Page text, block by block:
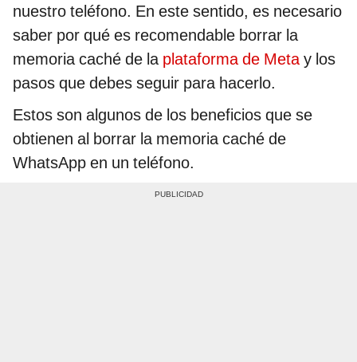
nuestro teléfono. En este sentido, es necesario
saber por qué es recomendable borrar la
memoria caché de la plataforma de Metay los
pasos que debes seguir para hacerlo.
Estos son algunos de los beneficios que se
obtienen al borrar la memoria caché de
WhatsApp en un teléfono.